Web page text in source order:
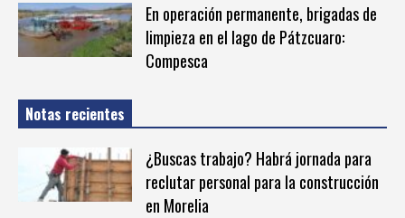
En operación permanente, brigadas de
limpieza en el lago de Pátzcuaro:
Compesca
Notas recientes
¿Buscas trabajo? Habrá jornada para
reclutar personal para la construcción
en Morelia